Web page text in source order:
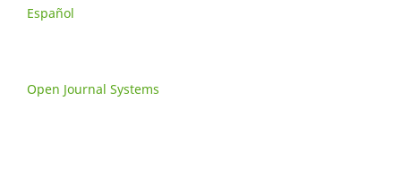
Español
Open Journal Systems